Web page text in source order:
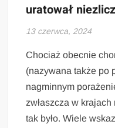
uratował
13 czerwca, 2024
Chociaż obecnie
(nazywana także po
nagminnym
zwłaszcza w
tak było. Wiele